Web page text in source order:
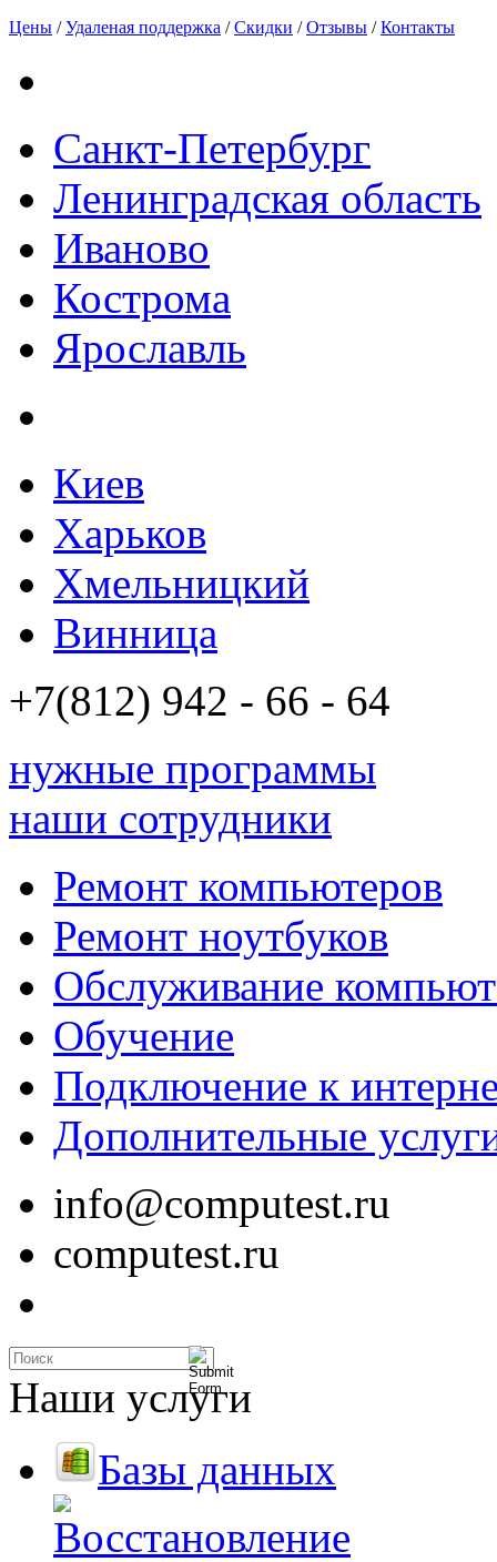
Цены /Удаленая поддержка /Скидки /Отзывы /Контакты
Санкт-Петербург
Ленинградская область
Иваново
Кострома
Ярославль
Киев
Харьков
Хмельницкий
Винница
+7(812) 942 - 66 - 64
нужные программы
наши сотрудники
Ремонт компьютеров
Ремонт ноутбуков
Обслуживание
Обучение
Подключение к
Дополнительные
info@computest.ru
computest.ru
Наши услуги
Базы данных